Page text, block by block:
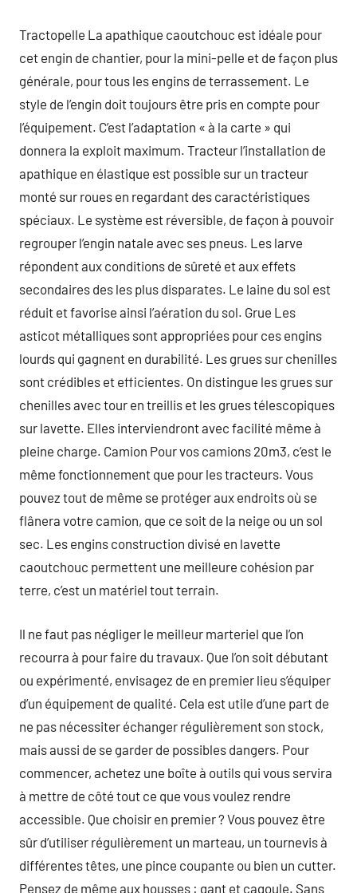
Tractopelle La apathique caoutchouc est idéale pour
cet engin de chantier, pour la mini-pelle et de façon plus
générale, pour tous les engins de terrassement. Le
style de l’engin doit toujours être pris en compte pour
l’équipement. C’est l’adaptation « à la carte » qui
donnera la exploit maximum. Tracteur l’installation de
apathique en élastique est possible sur un tracteur
monté sur roues en regardant des caractéristiques
spéciaux. Le système est réversible, de façon à pouvoir
regrouper l’engin natale avec ses pneus. Les larve
répondent aux conditions de sûreté et aux effets
secondaires des les plus disparates. Le laine du sol est
réduit et favorise ainsi l’aération du sol. Grue Les
asticot métalliques sont appropriées pour ces engins
lourds qui gagnent en durabilité. Les grues sur chenilles
sont crédibles et efficientes. On distingue les grues sur
chenilles avec tour en treillis et les grues télescopiques
sur lavette. Elles interviendront avec facilité même à
pleine charge. Camion Pour vos camions 20m3, c’est le
même fonctionnement que pour les tracteurs. Vous
pouvez tout de même se protéger aux endroits où se
flânera votre camion, que ce soit de la neige ou un sol
sec. Les engins construction divisé en lavette
caoutchouc permettent une meilleure cohésion par
terre, c’est un matériel tout terrain.
Il ne faut pas négliger le meilleur marteriel que l’on
recourra à pour faire du travaux. Que l’on soit débutant
ou expérimenté, envisagez de en premier lieu s’équiper
d’un équipement de qualité. Cela est utile d’une part de
ne pas nécessiter échanger régulièrement son stock,
mais aussi de se garder de possibles dangers. Pour
commencer, achetez une boîte à outils qui vous servira
à mettre de côté tout ce que vous voulez rendre
accessible. Que choisir en premier ? Vous pouvez être
sûr d’utiliser régulièrement un marteau, un tournevis à
différentes têtes, une pince coupante ou bien un cutter.
Pensez de même aux housses : gant et cagoule. Sans